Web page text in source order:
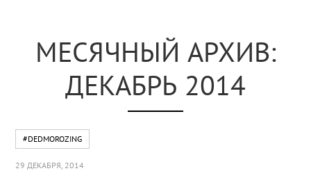
МЕСЯЧНЫЙ АРХИВ:
ДЕКАБРЬ 2014
#DEDMOROZING
29 ДЕКАБРЯ, 2014